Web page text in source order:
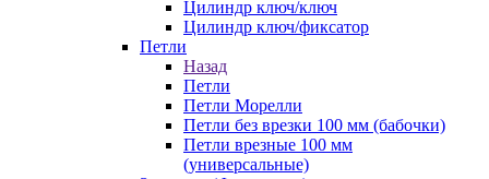
Цилиндр ключ/ключ
Цилиндр ключ/фиксатор
Петли
Назад
Петли
Петли Морелли
Петли без врезки 100 мм (бабочки)
Петли врезные 100 мм
(универсальные)